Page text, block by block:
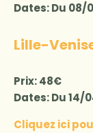
Dates: Du 08/
Lille-
Prix: 48€
Dates: Du 14/
Cliquez ici